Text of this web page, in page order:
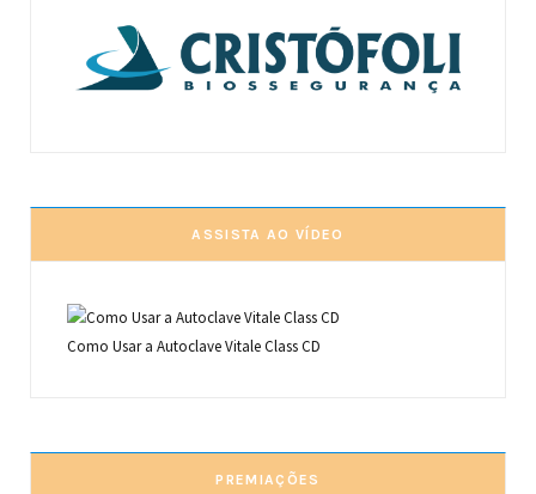
ASSISTA AO VÍDEO
Como Usar a Autoclave Vitale Class CD
PREMIAÇÕES